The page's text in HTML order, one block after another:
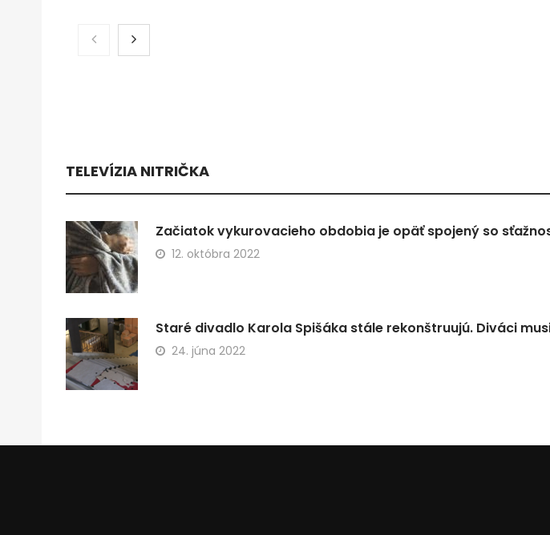
TELEVÍZIA NITRIČKA
Začiatok vykurovacieho obdobia je opäť spojený so
12. októbra 2022
Staré divadlo Karola Spišáka stále rekonštruujú. Diváci
24. júna 2022